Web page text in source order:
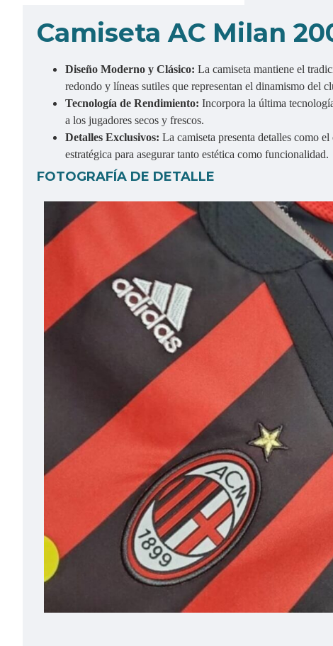
Camiseta AC Milan
Diseño Moderno y Clásico: La camiseta mantiene el
redondo y líneas sutiles que representan el dinamismo del
Tecnología de Rendimiento: Incorpora la última
a los jugadores secos y frescos.
Detalles Exclusivos: La camiseta presenta detalles como
estratégica para asegurar tanto estética como funcionalidad.
FOTOGRAFÍA DE DETALLE